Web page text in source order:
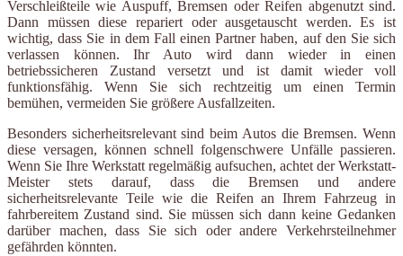
Verschleißteile wie Auspuff, Bremsen oder Reifen abgenutzt sind.
Dann müssen diese repariert oder ausgetauscht werden. Es ist
wichtig, dass Sie in dem Fall einen Partner haben, auf den Sie sich
verlassen können. Ihr Auto wird dann wieder in einen
betriebssicheren Zustand versetzt und ist damit wieder voll
funktionsfähig. Wenn Sie sich rechtzeitig um einen Termin
bemühen, vermeiden Sie größere Ausfallzeiten.
Besonders sicherheitsrelevant sind beim Autos die Bremsen. Wenn
diese versagen, können schnell folgenschwere Unfälle passieren.
Wenn Sie Ihre Werkstatt regelmäßig aufsuchen, achtet der Werkstatt-
Meister stets darauf, dass die Bremsen und andere
sicherheitsrelevante Teile wie die Reifen an Ihrem Fahrzeug in
fahrbereitem Zustand sind. Sie müssen sich dann keine Gedanken
darüber machen, dass Sie sich oder andere Verkehrsteilnehmer
gefährden könnten.